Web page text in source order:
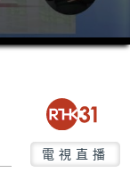
電視直播